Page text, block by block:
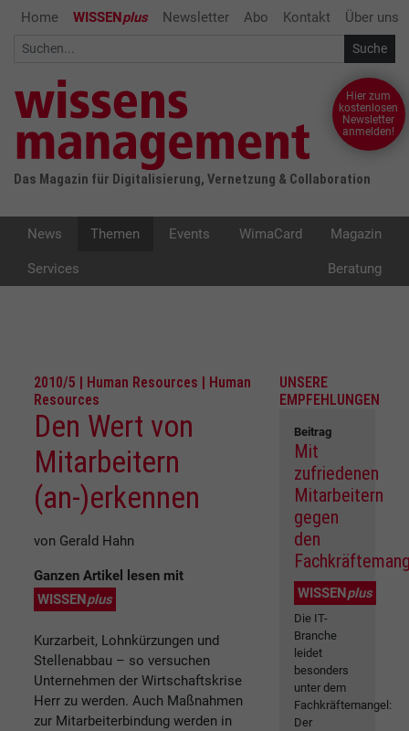
Home WISSENplus Newsletter Abo Kontakt Über uns
Das Magazin für Digitalisierung, Vernetzung & Collaboration
Hier zum
kostenlosen
Newsletter
anmelden!
News Themen Events WimaCard Magazin
Services Beratung
2010/5 | Human Resources | Human
Resources
Den Wert von
Mitarbeitern
(an-)erkennen
von Gerald Hahn
Ganzen Artikel lesen mit
WISSENplus
Kurzarbeit, Lohnkürzungen und
Stellenabbau – so versuchen
Unternehmen der Wirtschaftskrise
Herr zu werden. Auch Maßnahmen
zur Mitarbeiterbindung werden in
UNSERE
EMPFEHLUNGEN
Beitrag
Mit
zufriedenen
Mitarbeitern
gegen
den
WISSENplus
Die IT-
Branche
leidet
besonders
unter dem
Fachkräftemangel:
Der